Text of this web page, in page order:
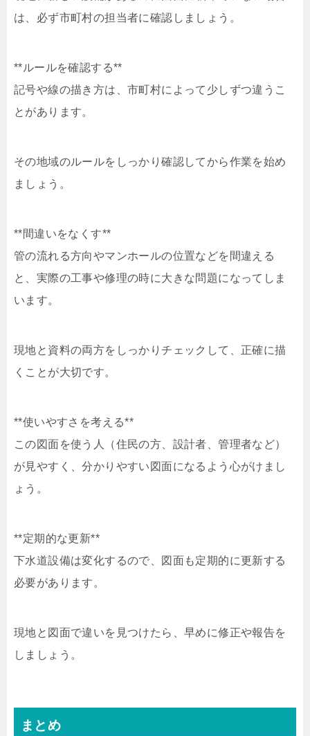
は、必ず市町村の担当者に確認しましょう。
**ルールを確認する**
記号や線の描き方は、市町村によって少しずつ違うこ
とがあります。
その地域のルールをしっかり確認してから作業を始め
ましょう。
**間違いをなくす**
管の流れる方向やマンホールの位置などを間違える
と、実際の工事や修理の時に大きな問題になってしま
います。
現地と資料の両方をしっかりチェックして、正確に描
くことが大切です。
**使いやすさを考える**
この図面を使う人（住民の方、設計者、管理者など）
が見やすく、分かりやすい図面になるよう心がけまし
ょう。
**定期的な更新**
下水道設備は変化するので、図面も定期的に更新する
必要があります。
現地と図面で違いを見つけたら、早めに修正や報告を
しましょう。
まとめ